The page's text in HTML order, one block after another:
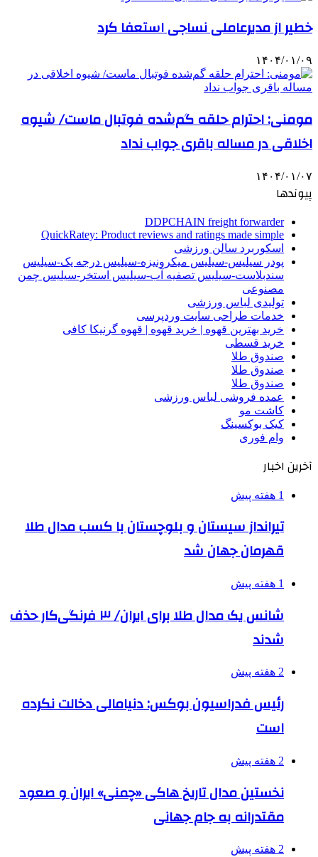
خطیر از مدیرعاملی نساجی استعفا کرد
۱۴۰۴/۰۱/۰۹
مومنی: احترام حلقه گم‌شده فوتبال ماست/ شیوه
اخلاقی در مساله باقری جواب نداد
۱۴۰۴/۰۱/۰۷
پیوندها
DDPCHAIN freight forwarder
QuickRatey: Product reviews and ratings made simple
اسکوربرد سالن ورزشی
پودر سیلیس-سیلیس میکرونیزه-سیلیس درجه یک-سیلیس
سندبلاست-سیلیس تصفیه آب-سیلیس استخر-سیلیس چمن
مصنوعی
تولیدی لباس ورزشی
خدمات طراحی سایت وردپرسی
خرید بهترین قهوه | خرید قهوه | قهوه گرنیکا کافی
خرید قسطی
صندوق طلا
صندوق طلا
صندوق طلا
عمده فروشی لباس ورزشی
کاشت مو
کیک بوکسینگ
وام فوری
آخرین اخبار
1 هفته پیش
تیرانداز سیستان و بلوچستان با کسب مدال طلا
قهرمان جهان شد
1 هفته پیش
شانس یک مدال طلا برای ایران/ ۳ فرنگی‌کار حذف
شدند
2 هفته پیش
رئیس فدراسیون بوکس: دنیامالی دخالت نکرده
است
2 هفته پیش
نخستین مدال تاریخ هاکی «چمنی» ایران و صعود
مقتدرانه به جام جهانی
2 هفته پیش